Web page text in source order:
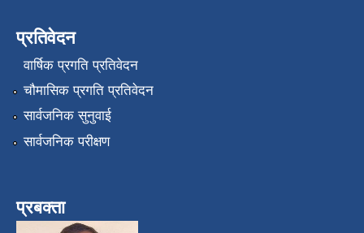
प्रतिवेदन
वार्षिक प्रगति प्रतिवेदन
चौमासिक प्रगति प्रतिवेदन
सार्वजनिक सुनुवाई
सार्वजनिक परीक्षण
प्रबक्ता